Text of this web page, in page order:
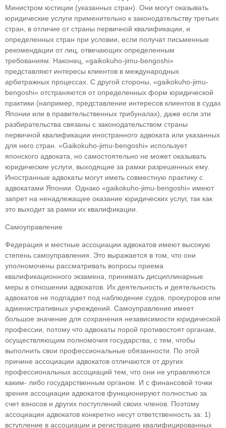
Министром юстиции (указанных стран). Они могут оказывать
юридические услу­ги применительно к законодательству третьих
стран, в отличие от страны первичной квалифи­кации, и
определенных стран при условии, если получат письменные
рекомендации от лиц, от­вечающих определенным
требованиям. Наконец, «gaikokuho-jimu-bengoshi»
представляют инте­ресы клиентов в международных
арбитражных процессах. С другой стороны, «gaikokuho-jimu-
bengoshi» отстраняются от определенных форм юридической
практики (например, представ­ление интересов клиентов в судах
Японии или в правительственных трибуналах), даже если эти
разбирательства связаны с законодательством страны
первичной квалификации иностран­ного адвоката или указанных
для него стран. «Gaikokuho-jimu-bengoshi» использует
японского адвоката, но самостоятельно не может оказывать
юридические услуги, выходящие за рамки разре­шенных ему.
Иностранные адвокаты могут иметь совместную практику с
адвокатами Японии. Од­нако «gaikokuho-jimu-bengoshi» имеют
запрет на ненадлежащее оказание юридических услуг, так как
это выходит за рамки их квалификации.
Самоуправление
Федерация и местные ассоциации адвокатов имеют высокую
степень самоуправления. Это вы­ражается в том, что они
уполномочены рассма­тривать вопросы приема
квалификационного экзамена, принимать дисциплинарные
меры в отношении адвокатов. Их деятельность и деятель­ность
адвокатов не подпадает под наблюдение су­дов, прокуроров или
административных учреж­дений. Самоуправление имеет
большое значение для сохранения независимости юридической
про­фессии, потому что адвокаты порой противостоят органам,
осуществляющим полномочия государ­ства, с тем, чтобы
выполнить свои профессиональ­ные обязанности. По этой
причине ассоциации ад­вокатов отличаются от других
профессиональных ассоциаций тем, что они не управляются
каким- либо государственным органом. И с финансовой точки
зрения ассоциации адвокатов функциони­руют полностью за
счет взносов и других поступле­ний своих членов. Поэтому
ассоциации адвокатов конкретно несут ответственность за: 1)
вступление в ассоциации и регистрацию квалифицированных